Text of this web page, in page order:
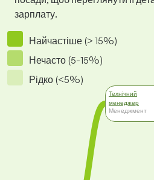
зарплату.
Найчастіше (> 15%)
Нечасто (5-15%)
Рідко (<5%)
Технічний
менеджер
Менеджмент